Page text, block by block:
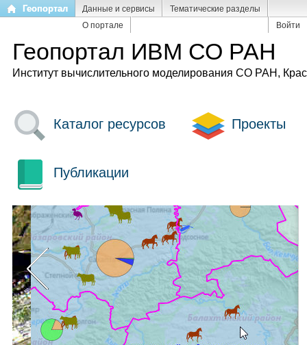
Перейти
содержанию
Геопортал Данные и сервисы
Тематические разделы
О портале
Войти
Геопортал ИВМ СО РАН
Институт вычислительного моделирования СО РАН,
Каталог ресурсов Проекты
Публикации